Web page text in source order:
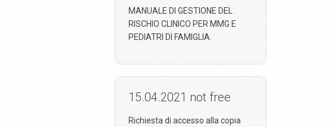
MANUALE DI GESTIONE DEL
RISCHIO CLINICO PER MMG E
PEDIATRI DI FAMIGLIA.
15.04.2021 not free
Richiesta di accesso alla copia